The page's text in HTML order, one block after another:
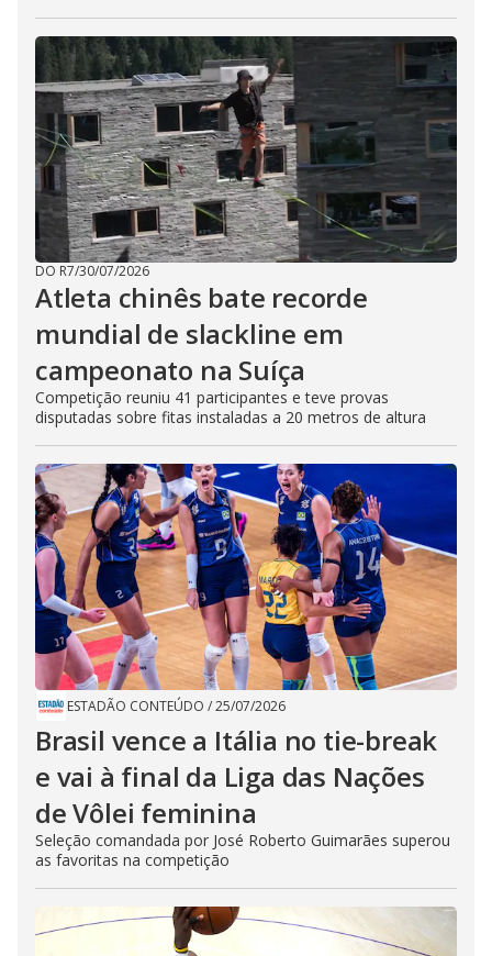
DO R7/30/07/2026
Atleta chinês bate recorde
mundial de slackline em
campeonato na Suíça
Competição reuniu 41 participantes e teve provas
disputadas sobre fitas instaladas a 20 metros de altura
ESTADÃO CONTEÚDO /25/07/2026
Brasil vence a Itália no tie-break
e vai à final da Liga das Nações
de Vôlei feminina
Seleção comandada por José Roberto Guimarães superou
as favoritas na competição